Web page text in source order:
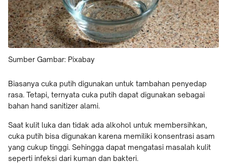
Sumber Gambar: Pixabay
Biasanya cuka putih digunakan untuk tambahan penyedap
rasa. Tetapi, ternyata cuka putih dapat digunakan sebagai
bahan hand sanitizer alami.
Saat kulit luka dan tidak ada alkohol untuk membersihkan,
cuka putih bisa digunakan karena memiliki konsentrasi asam
yang cukup tinggi. Sehingga dapat mengatasi masalah kulit
seperti infeksi dari kuman dan bakteri.